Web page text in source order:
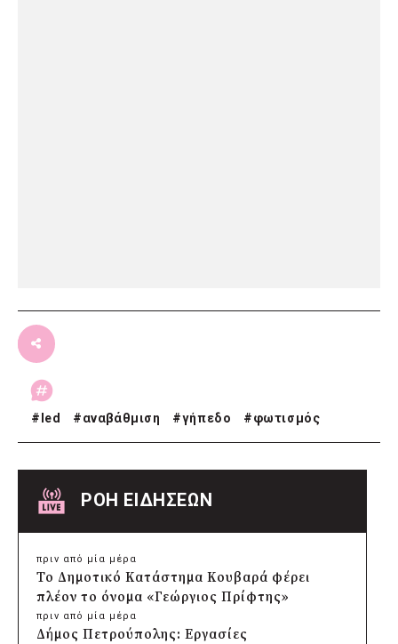
# led #αναβάθμιση #γήπεδο #φωτισμός
ΡΟΗ ΕΙΔΗΣΕΩΝ
πριν από μία μέρα
Το Δημοτικό Κατάστημα Κουβαρά φέρει
πλέον το όνομα «Γεώργιος Πρίφτης»
πριν από μία μέρα
Δήμος Πετρούπολης: Εργασίες